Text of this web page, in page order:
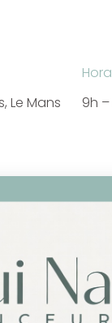
Le Mans
9h